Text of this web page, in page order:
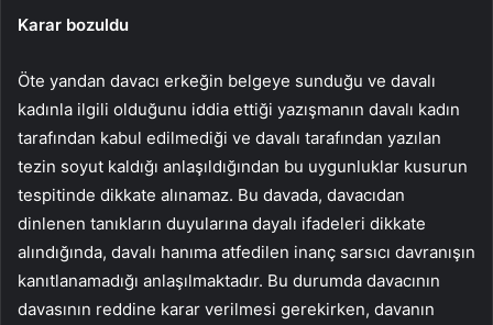
Karar bozuldu
Öte yandan davacı erkeğin belgeye sunduğu ve davalı
kadınla ilgili olduğunu iddia ettiği yazışmanın davalı kadın
tarafından kabul edilmediği ve davalı tarafından yazılan
tezin soyut kaldığı anlaşıldığından bu uygunluklar kusurun
tespitinde dikkate alınamaz. Bu davada, davacıdan
dinlenen tanıkların duyularına dayalı ifadeleri dikkate
alındığında, davalı hanıma atfedilen inanç sarsıcı davranışın
kanıtlanamadığı anlaşılmaktadır. Bu durumda davacının
davasının reddine karar verilmesi gerekirken, davanın